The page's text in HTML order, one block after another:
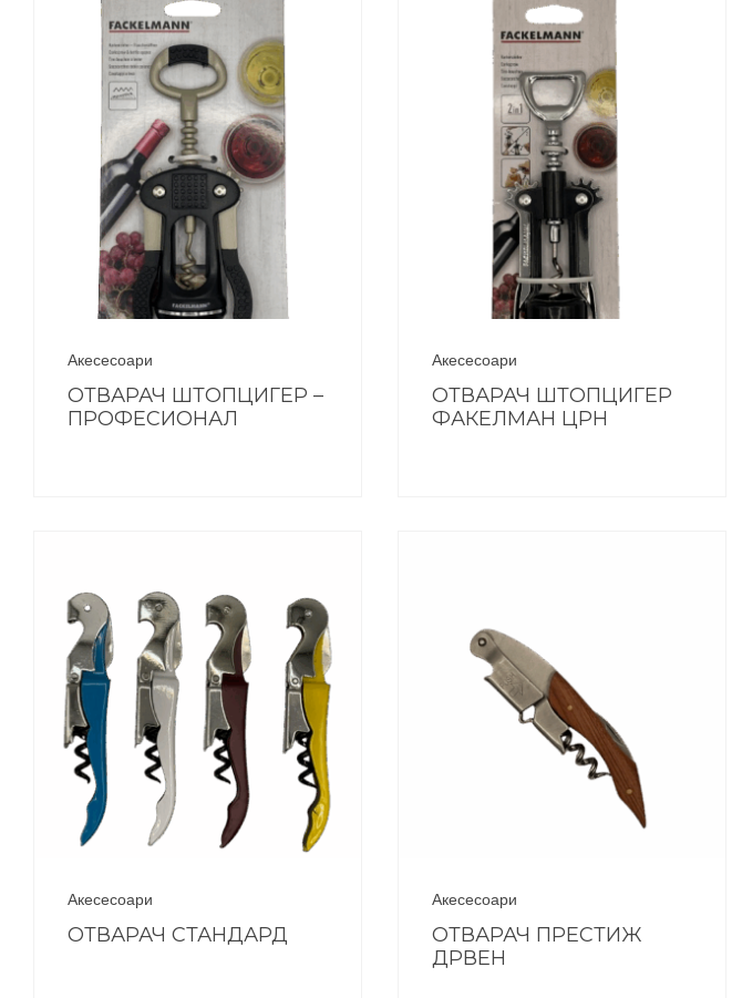
Акесесоари
ОТВАРАЧ ШТОПЦИГЕР –
ПРОФЕСИОНАЛ
Акесесоари
ОТВАРАЧ ШТОПЦИГЕР
ФАКЕЛМАН ЦРН
Акесесоари
ОТВАРАЧ СТАНДАРД
Акесесоари
ОТВАРАЧ ПРЕСТИЖ
ДРВЕН